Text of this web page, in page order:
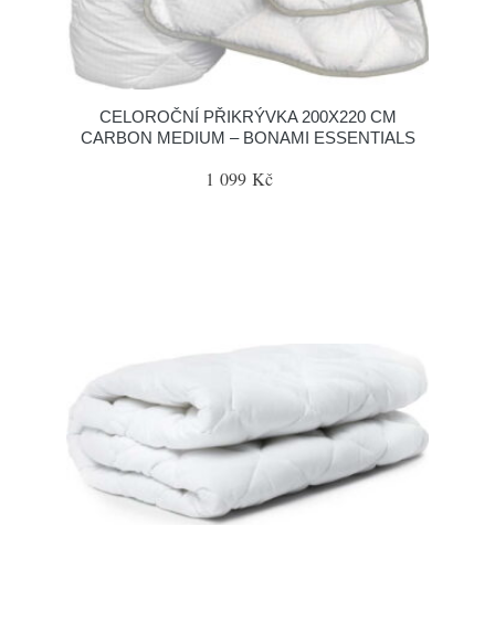
CELOROČNÍ PŘIKRÝVKA 200X220 CM
CARBON MEDIUM – BONAMI ESSENTIALS
1 099 Kč